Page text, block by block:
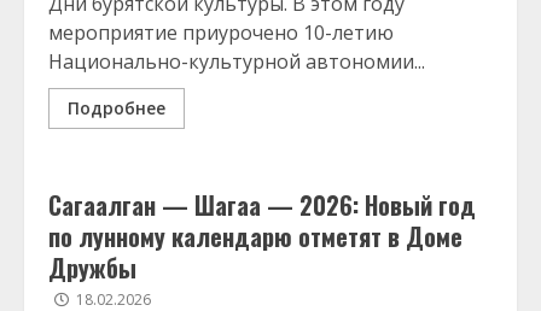
мероприятие приурочено 10-летию
Национально-культурной автономии...
Подробнее
Сагаалган — Шагаа — 2026: Новый год
по лунному календарю отметят в Доме
Дружбы
18.02.2026